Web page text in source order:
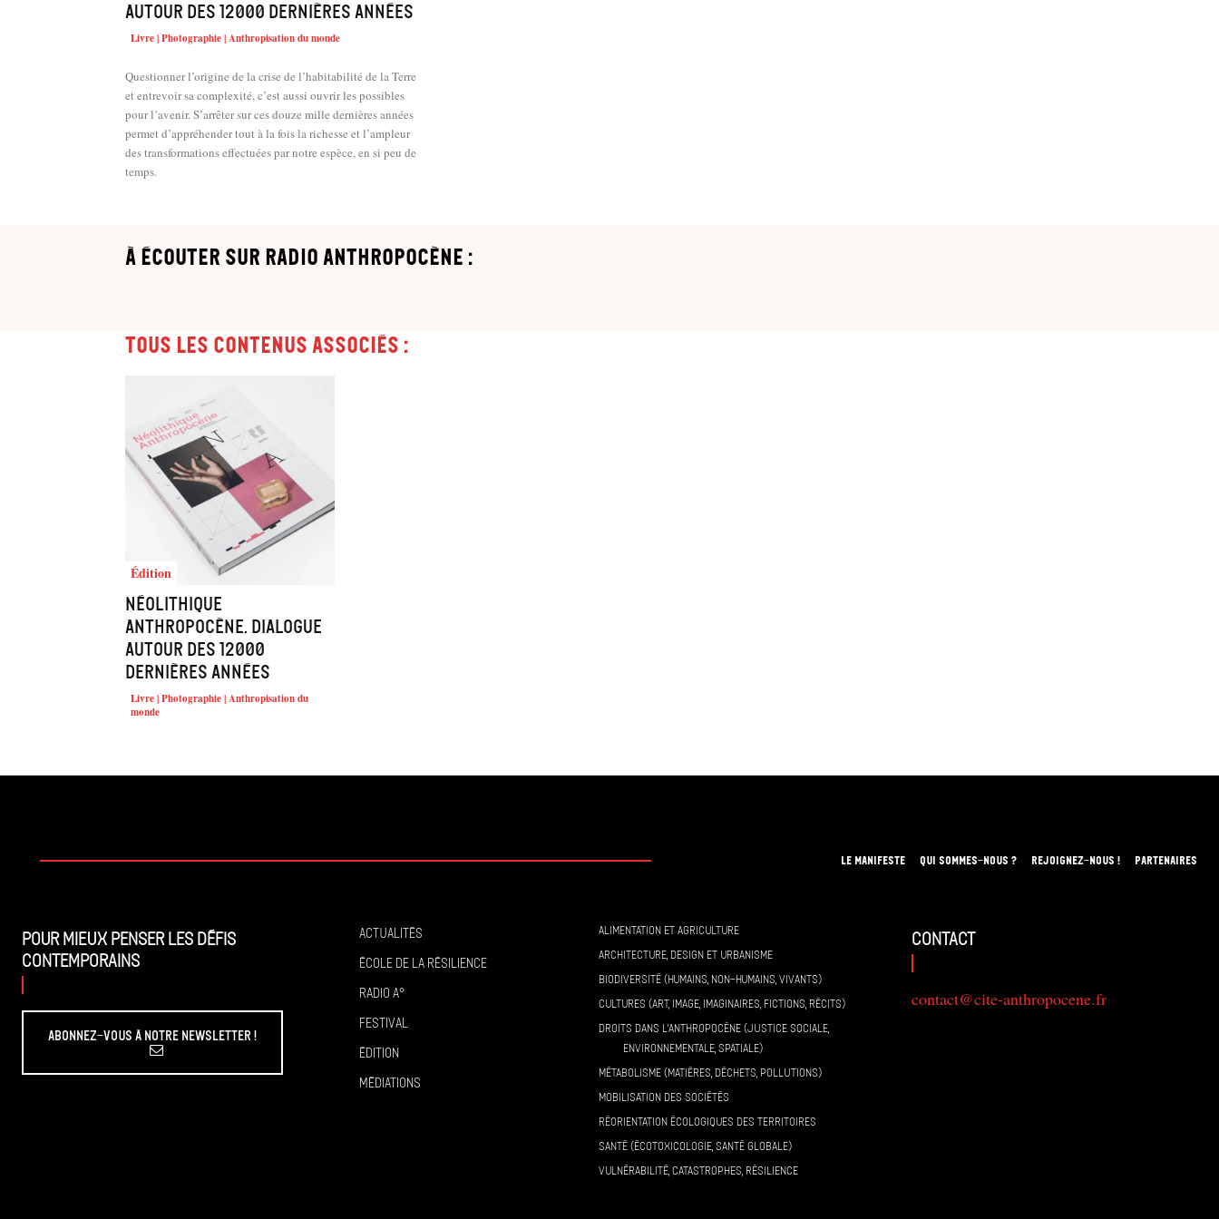
autour des 12000 dernières années
Livre | Photographie | Anthropisation du monde
Questionner l’origine de la crise de l’habitabilité de la Terre
et entrevoir sa complexité, c’est aussi ouvrir les possibles
pour l’avenir. S’arrêter sur ces douze mille dernières années
permet d’appréhender tout à la fois la richesse et l’ampleur
des transformations effectuées par notre espèce, en si peu de
temps.
à écouter sur Radio Anthropocène :
Tous les contenus associés :
Édition
Néolithique
Anthropocène. Dialogue
autour des 12000
dernières années
Livre | Photographie | Anthropisation du
monde
LE MANIFESTE QUI SOMMES-NOUS ? REJOIGNEZ-NOUS ! PARTENAIRES
Pour mieux penser les défis
contemporains
Abonnez-vous à Notre Newsletter !
Actualités
École de la résilience
Radio A°
Festival
Édition
Médiations
ALIMENTATION ET AGRICULTURE
ARCHITECTURE, DESIGN ET URBANISME
BIODIVERSITÉ (HUMAINS, NON-HUMAINS, VIVANTS)
CULTURES (ART, IMAGE, IMAGINAIRES, FICTIONS, RÉCITS)
DROITS DANS L’ANTHROPOCÈNE (JUSTICE SOCIALE,
ENVIRONNEMENTALE, SPATIALE)
MÉTABOLISME (MATIÈRES, DÉCHETS, POLLUTIONS)
MOBILISATION DES SOCIÉTÉS
RÉORIENTATION ÉCOLOGIQUES DES TERRITOIRES
SANTÉ (ÉCOTOXICOLOGIE, SANTÉ GLOBALE)
VULNÉRABILITÉ, CATASTROPHES, RÉSILIENCE
contact
contact@cite-anthropocene.fr